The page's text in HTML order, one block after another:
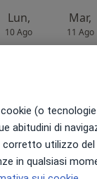
Lun,
10 Ago
Mar,
11 Ago
disponibili!
online
(o
abitudini di
corretto utilizzo
in qualsiasi